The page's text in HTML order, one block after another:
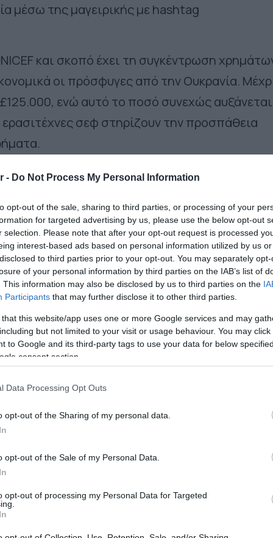
- Do Not Process My Personal Information
opt-out of the sale, sharing to third parties, or processing of your
for targeted advertising by us, please use the below opt-out
selection. Please note that after your opt-out request is processed
interest-based ads based on personal information utilized by us
to third parties prior to your opt-out. You may separately
of your personal information by third parties on the IAB’s list of
This information may also be disclosed by us to third parties on the
Participants that may further disclose it to other third parties.
that this website/app uses one or more Google services and may
but not limited to your visit or usage behaviour. You may
to Google and its third-party tags to use your data for below
consent section.
Data Processing Opt Outs
opt-out of the Sharing of my personal data.
opt-out of the Sale of my Personal Data.
opt-out of processing my Personal Data for Targeted
μέσω της μαγειρικής με hashtag
και σκοπό έχει τη συγκέντρωση
οι πρόσφυγες από την Ουκρανία.
ενώ αυτό το ποσό συνεχώς αυξάνεται
σεφ στηρίζουν την προσπάθεια
καμπάνια είναι αν μαγειρέψετε μια
μια φωτογραφία στα social media με
καταστήματος εστίασης να εισάγετε στο
χρηματική δωρεά μπαίνοντας στη σελίδα
Newsκαι μάθετε πρώτοι όλες τις